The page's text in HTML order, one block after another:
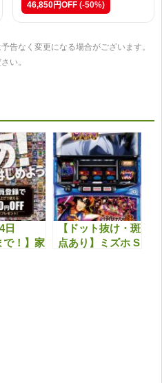
46,850円OFF (-50%)
告なく変更になる場合がございます。
い。
日
で！】家
【ドット抜け・斑
点あり】ミズホ S